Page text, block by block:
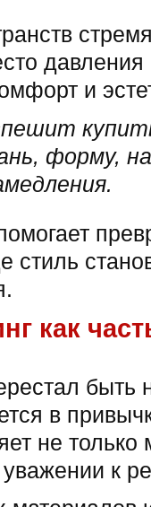
и
форму,
стиль
как
в
не только
к